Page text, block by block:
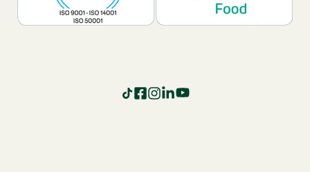
TikTok
Facebook
Instagram
LinkedIn
YouTube